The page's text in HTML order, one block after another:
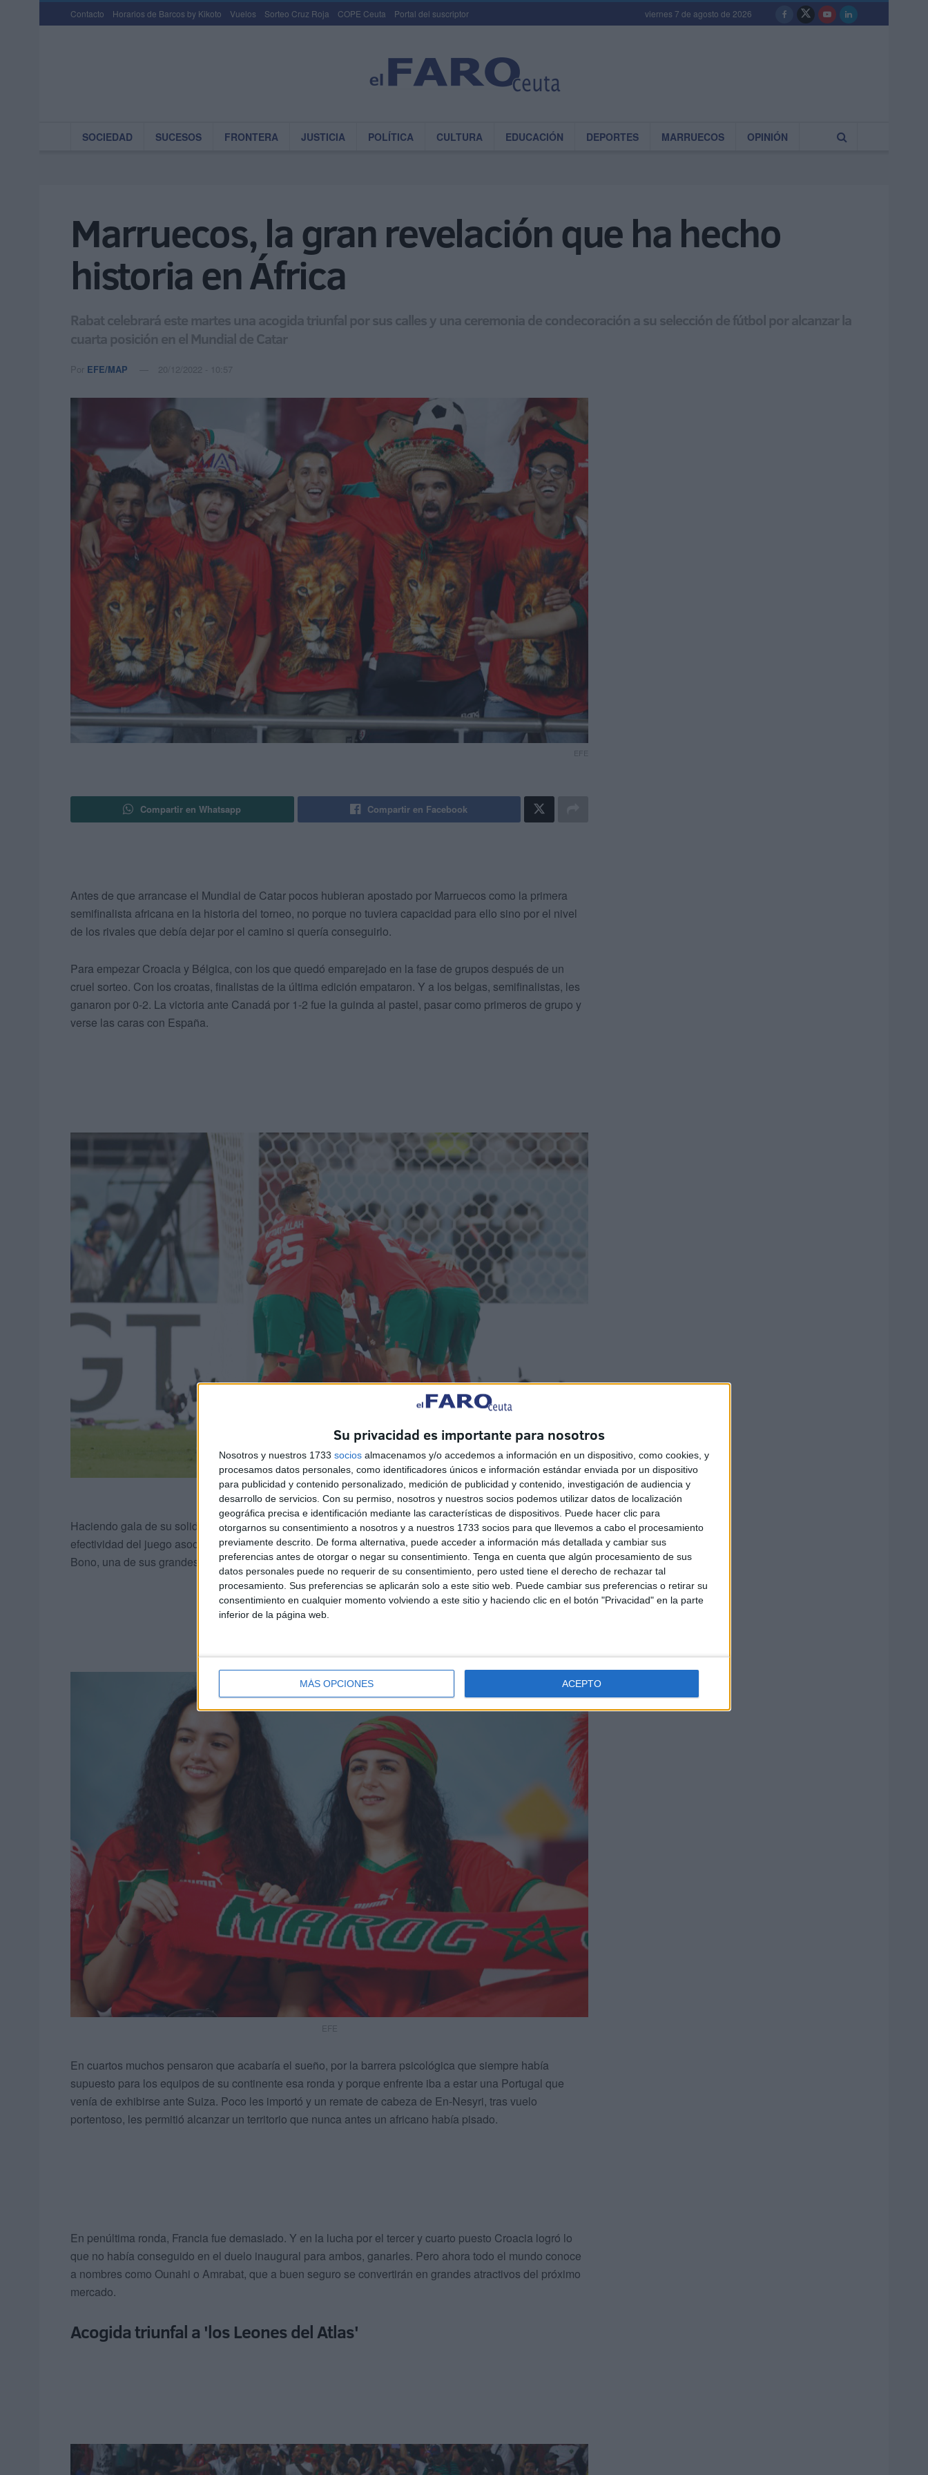
Su privacidad es importante para nosotros
Nosotros y nuestros 1733 socios almacenamos y/o accedemos a información en un dispositivo, como cookies, y
procesamos datos personales, como identificadores únicos e información estándar enviada por un dispositivo
para publicidad y contenido personalizado, medición de publicidad y contenido, investigación de audiencia y
desarrollo de servicios. Con su permiso, nosotros y nuestros socios podemos utilizar datos de localización
geográfica precisa e identificación mediante las características de dispositivos. Puede hacer clic para
otorgarnos su consentimiento a nosotros y a nuestros 1733 socios para que llevemos a cabo el procesamiento
previamente descrito. De forma alternativa, puede acceder a información más detallada y cambiar sus
preferencias antes de otorgar o negar su consentimiento. Tenga en cuenta que algún procesamiento de sus
datos personales puede no requerir de su consentimiento, pero usted tiene el derecho de rechazar tal
procesamiento. Sus preferencias se aplicarán solo a este sitio web. Puede cambiar sus preferencias o retirar su
consentimiento en cualquier momento volviendo a este sitio y haciendo clic en el botón "Privacidad" en la parte
inferior de la página web.
MÁS OPCIONES ACEPTO
Contacto Horarios de Barcos by Kikoto Vuelos Sorteo Cruz Roja COPE Ceuta Portal del suscriptor viernes 7 de agosto de 2026
SOCIEDAD SUCESOS FRONTERA JUSTICIA POLÍTICA CULTURA EDUCACIÓN DEPORTES MARRUECOS OPINIÓN
Marruecos, la gran revelación que ha hecho
historia en África
Rabat celebrará este martes una acogida triunfal por sus calles y una ceremonia de condecoración a su selección de fútbol por alcanzar la
cuarta posición en el Mundial de Catar
Por EFE/MAP 20/12/2022 - 10:57
EFE
Compartir en Whatsapp Compartir en Facebook
Antes de que arrancase el Mundial de Catar pocos hubieran apostado por Marruecos como la primera
semifinalista africana en la historia del torneo, no porque no tuviera capacidad para ello sino por el nivel
de los rivales que debía dejar por el camino si quería conseguirlo.
Para empezar Croacia y Bélgica, con los que quedó emparejado en la fase de grupos después de un
cruel sorteo. Con los croatas, finalistas de la última edición empataron. Y a los belgas, semifinalistas, les
ganaron por 0-2. La victoria ante Canadá por 1-2 fue la guinda al pastel, pasar como primeros de grupo y
verse las caras con España.
EFE
Haciendo gala de su solidez defensiva, el cuadro de Walid Regragui anuló el potencial en ataque y la
efectividad del juego asociativo de su rival para llevarle a la tanda de penaltis. Y una vez allí el arquero
Bono, una de sus grandes estrellas, hizo de héroe.
EFE
En cuartos muchos pensaron que acabaría el sueño, por la barrera psicológica que siempre había
supuesto para los equipos de su continente esa ronda y porque enfrente iba a estar una Portugal que
venía de exhibirse ante Suiza. Poco les importó y un remate de cabeza de En-Nesyri, tras vuelo
portentoso, les permitió alcanzar un territorio que nunca antes un africano había pisado.
En penúltima ronda, Francia fue demasiado. Y en la lucha por el tercer y cuarto puesto Croacia logró lo
que no había conseguido en el duelo inaugural para ambos, ganarles. Pero ahora todo el mundo conoce
a nombres como Ounahi o Amrabat, que a buen seguro se convertirán en grandes atractivos del próximo
mercado.
Acogida triunfal a 'los Leones del Atlas'